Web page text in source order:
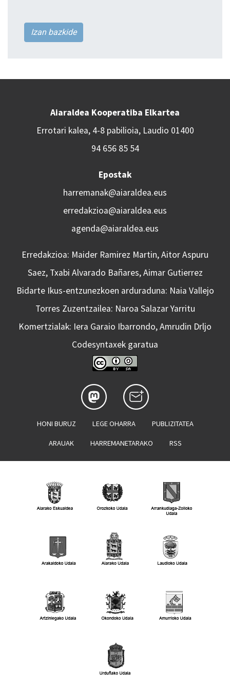
Izan bazkide
Aiaraldea Kooperatiba Elkartea
Errotari kalea, 4-8 pabilioia, Laudio 01400
94 656 85 54
Epostak
harremanak@aiaraldea.eus
erredakzioa@aiaraldea.eus
agenda@aiaraldea.eus
Erredakzioa: Maider Ramirez Martin, Aitor Aspuru
Saez, Txabi Alvarado Bañares, Aimar Gutierrez
Bidarte Ikus-entzunezkoen arduraduna: Naia Vallejo
Torres Zuzentzailea: Naroa Salazar Yarritu
Komertzialak: Iera Garaio Ibarrondo, Amrudin Drljo
Codesyntaxek garatua
HONI BURUZ LEGE OHARRA PUBLIZITATEA
ARAUAK HARREMANETARAKO RSS